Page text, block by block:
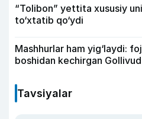
“Tolibon” yettita xususiy
to‘xtatib qo‘ydi
Mashhurlar ham yig‘laydi:
boshidan kechirgan
Tavsiyalar